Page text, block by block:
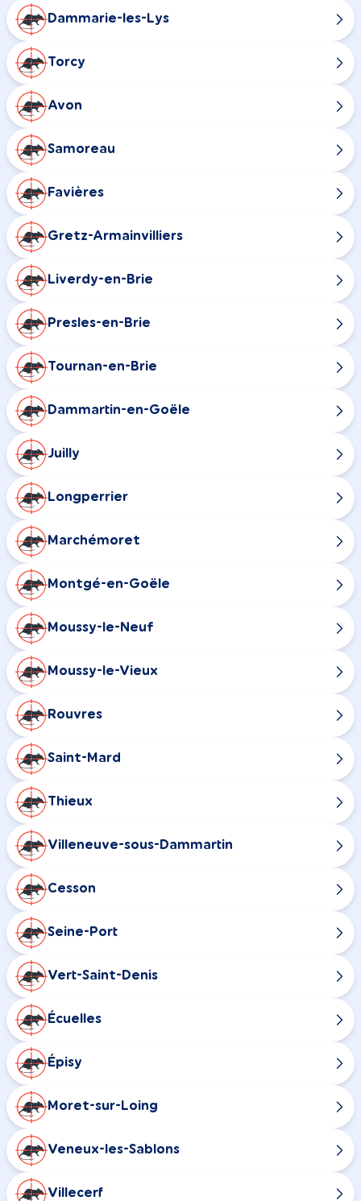
Dammarie-les-Lys
Torcy
Avon
Samoreau
Favières
Gretz-Armainvilliers
Liverdy-en-Brie
Presles-en-Brie
Tournan-en-Brie
Dammartin-en-Goële
Juilly
Longperrier
Marchémoret
Montgé-en-Goële
Moussy-le-Neuf
Moussy-le-Vieux
Rouvres
Saint-Mard
Thieux
Villeneuve-sous-Dammartin
Cesson
Seine-Port
Vert-Saint-Denis
Écuelles
Épisy
Moret-sur-Loing
Veneux-les-Sablons
Villecerf